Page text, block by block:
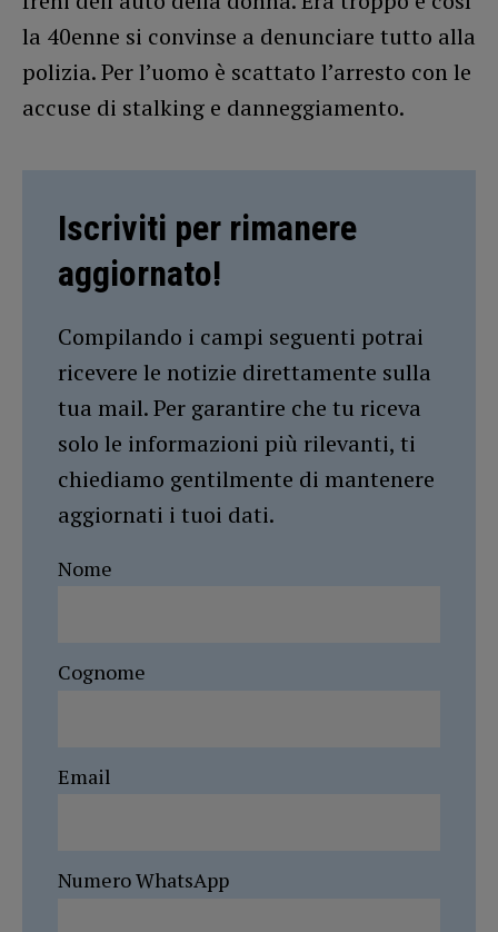
la 40enne si convinse a denunciare tutto alla
polizia. Per l’uomo è scattato l’arresto con le
accuse di stalking e danneggiamento.
Iscriviti per rimanere
aggiornato!
Compilando i campi seguenti potrai
ricevere le notizie direttamente sulla
tua mail. Per garantire che tu riceva
solo le informazioni più rilevanti, ti
chiediamo gentilmente di mantenere
aggiornati i tuoi dati.
Nome
Cognome
Email
Numero WhatsApp